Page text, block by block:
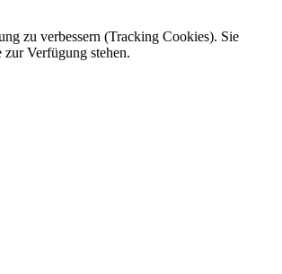
zu verbessern (Tracking Cookies). Sie
Verfügung stehen.